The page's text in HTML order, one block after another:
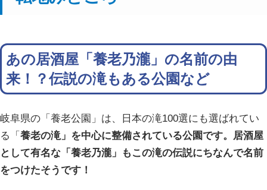
あの居酒屋「養老乃瀧」の名前の由
来！？伝説の滝もある公園など
岐阜県の「養老公園」は、日本の滝100選にも選ばれてい
る「 養老の滝」を中心に整備されている公園です。居酒屋
として有名な「養老乃瀧」もこの滝の伝説にちなんで名前
をつけたそうです！